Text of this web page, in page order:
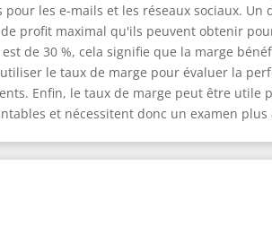
les e-mails et les réseaux sociaux.
profit maximal qu'ils peuvent obtenir
de 30 %, cela signifie que la marge
le taux de marge pour évaluer la
Enfin, le taux de marge peut être
et nécessitent donc un examen